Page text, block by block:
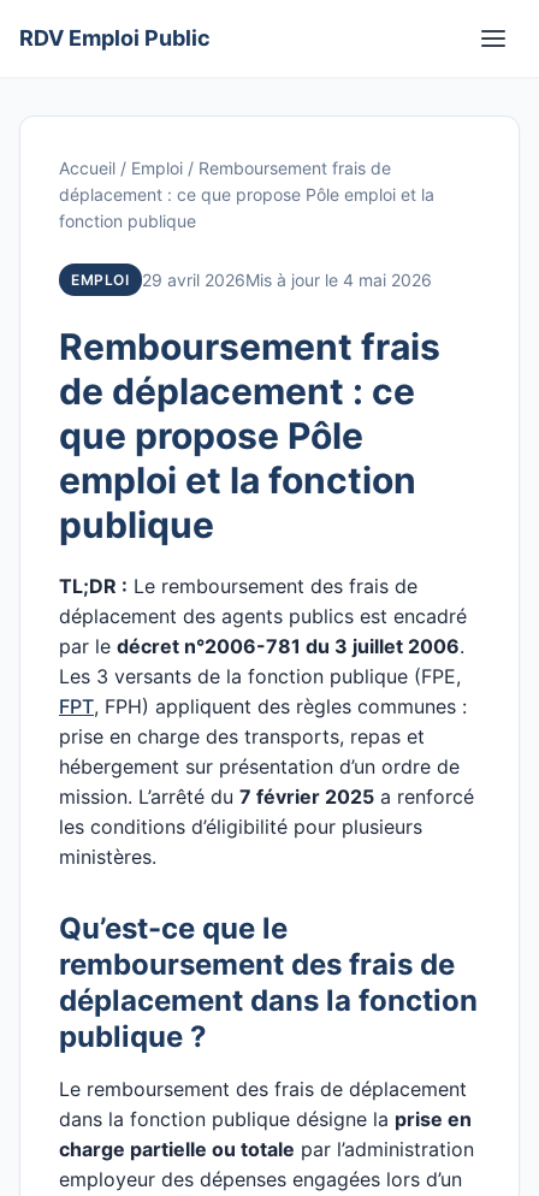
RDV Emploi Public
Accueil / Emploi / Remboursement frais de
déplacement : ce que propose Pôle emploi et la
fonction publique
EMPLOI 29 avril 2026Mis à jour le 4 mai 2026
Remboursement frais
de déplacement : ce
que propose Pôle
emploi et la fonction
publique
TL;DR : Le remboursement des frais de
déplacement des agents publics est encadré
par le décret n°2006-781 du 3 juillet 2006.
Les 3 versants de la fonction publique (FPE,
FPT, FPH) appliquent des règles communes :
prise en charge des transports, repas et
hébergement sur présentation d’un ordre de
mission. L’arrêté du 7 février 2025 a renforcé
les conditions d’éligibilité pour plusieurs
ministères.
Qu’est-ce que le
remboursement des frais de
déplacement dans la fonction
publique ?
Le remboursement des frais de déplacement
dans la fonction publique désigne la prise en
charge partielle ou totale par l’administration
employeur des dépenses engagées lors d’un